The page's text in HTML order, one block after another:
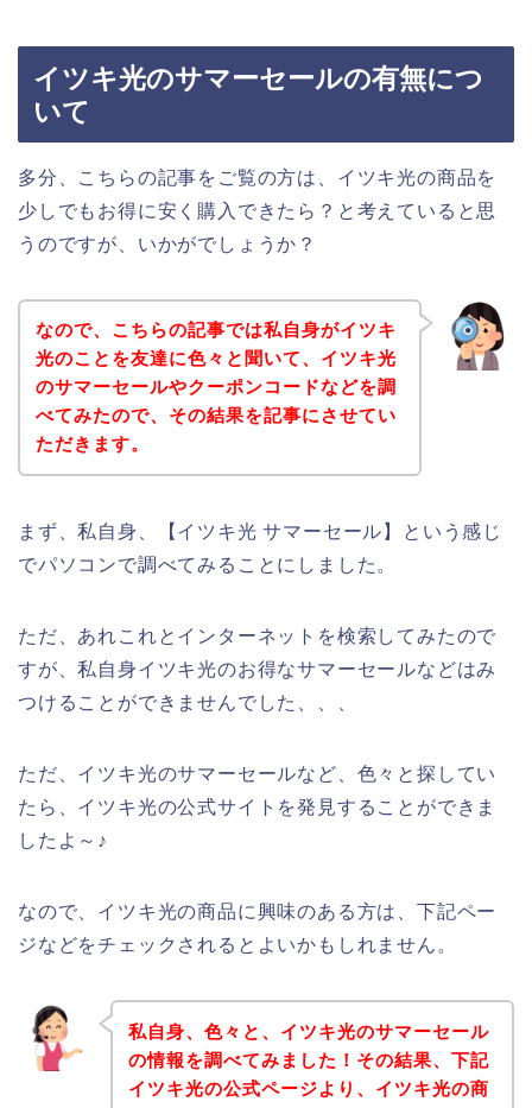
イツキ光のサマーセールの有無につ
いて
多分、こちらの記事をご覧の方は、イツキ光の商品を
少しでもお得に安く購入できたら？と考えていると思
うのですが、いかがでしょうか？
なので、こちらの記事では私自身がイツキ
光のことを友達に色々と聞いて、イツキ光
のサマーセールやクーポンコードなどを調
べてみたので、その結果を記事にさせてい
ただきます。
まず、私自身、【イツキ光 サマーセール】という感じ
でパソコンで調べてみることにしました。
ただ、あれこれとインターネットを検索してみたので
すが、私自身イツキ光のお得なサマーセールなどはみ
つけることができませんでした、、、
ただ、イツキ光のサマーセールなど、色々と探してい
たら、イツキ光の公式サイトを発見することができま
したよ～♪
なので、イツキ光の商品に興味のある方は、下記ペー
ジなどをチェックされるとよいかもしれません。
私自身、色々と、イツキ光のサマーセール
の情報を調べてみました！その結果、下記
イツキ光の公式ページより、イツキ光の商